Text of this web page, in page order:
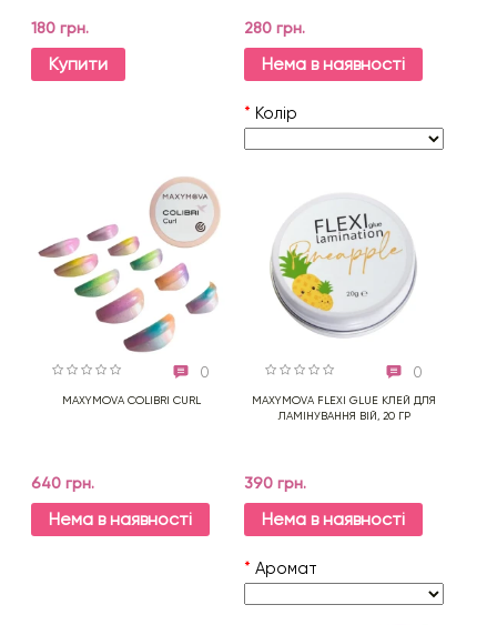
180 грн.
Купити
280 грн.
Нема в наявності
* Колір
0
MAXYMOVA COLIBRI CURL
640 грн.
Нема в наявності
0
MAXYMOVA FLEXI GLUE КЛЕЙ ДЛЯ
ЛАМІНУВАННЯ ВІЙ, 20 ГР
390 грн.
Нема в наявності
* Аромат